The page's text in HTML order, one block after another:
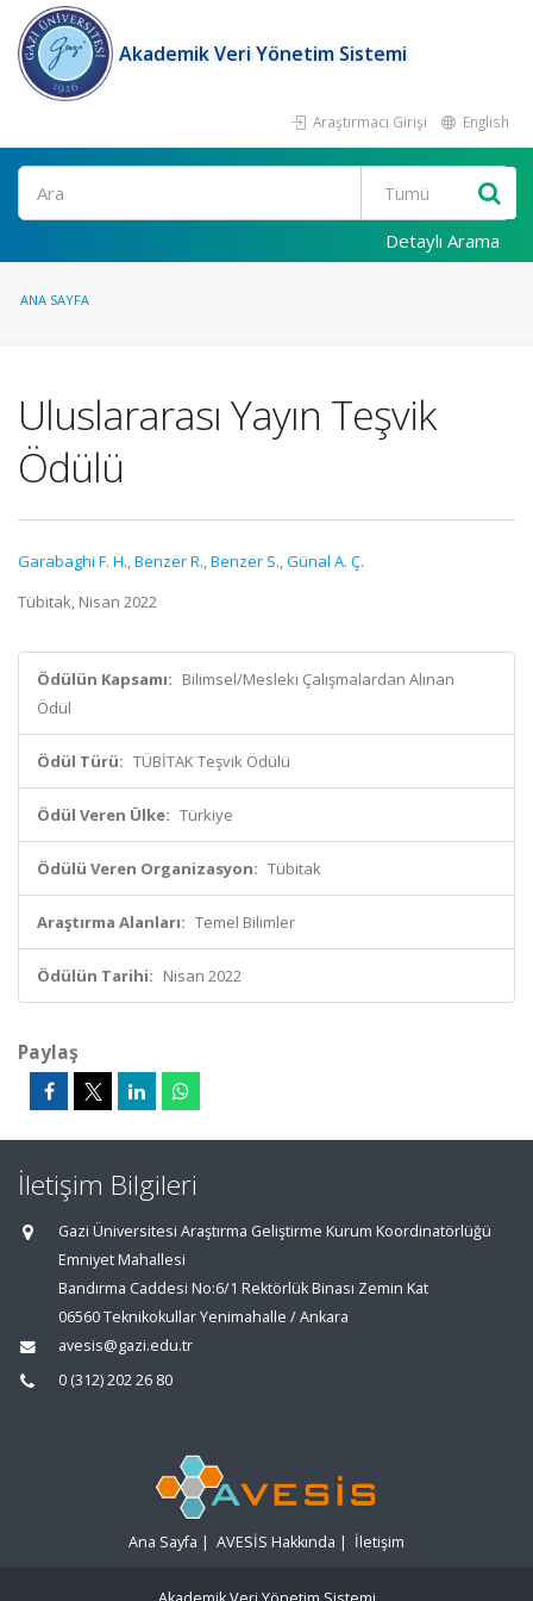
Akademik Veri Yönetim Sistemi
Araştırmacı Girişi English
Ara
Detaylı Arama
ANA SAYFA
Uluslararası Yayın Teşvik
Ödülü
Garabaghi F. H.,Benzer R.,Benzer S.,Günal A. Ç.
Tübitak, Nisan 2022
Ödülün Kapsamı: Bilimsel/Mesleki Çalışmalardan Alınan
Ödül
Ödül Türü: TÜBİTAK Teşvik Ödülü
Ödül Veren Ülke: Türkiye
Ödülü Veren Organizasyon: Tübitak
Araştırma Alanları: Temel Bilimler
Ödülün Tarihi: Nisan 2022
Paylaş
İletişim Bilgileri
Gazi Üniversitesi Araştırma Geliştirme Kurum Koordinatörlüğü
Emniyet Mahallesi
Bandırma Caddesi No:6/1 Rektörlük Binası Zemin Kat
06560 Teknikokullar Yenimahalle / Ankara
avesis@gazi.edu.tr
0 (312) 202 26 80
Ana Sayfa | AVESİS Hakkında | İletişim